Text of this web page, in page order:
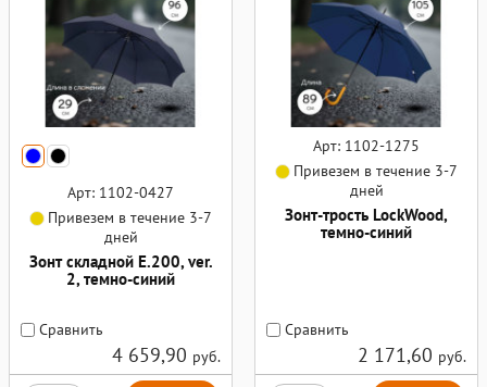
Арт: 1102-0427
Привезем в течение 3-7
дней
Зонт складной E.200, ver.
2, темно-синий
Сравнить
4 659,90 руб.
Арт: 1102-1275
Привезем в течение 3-7
дней
Зонт-трость LockWood,
темно-синий
Сравнить
2 171,60 руб.